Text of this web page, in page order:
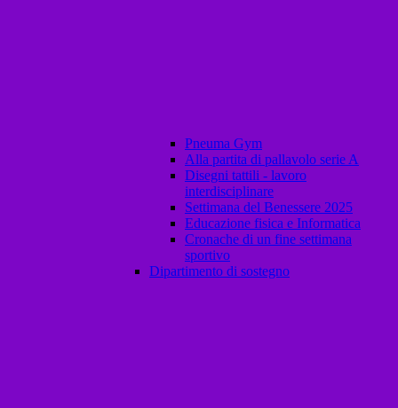
Pneuma Gym
Alla partita di pallavolo serie A
Disegni tattili - lavoro
interdisciplinare
Settimana del Benessere 2025
Educazione fisica e Informatica
Cronache di un fine settimana
sportivo
Dipartimento di sostegno